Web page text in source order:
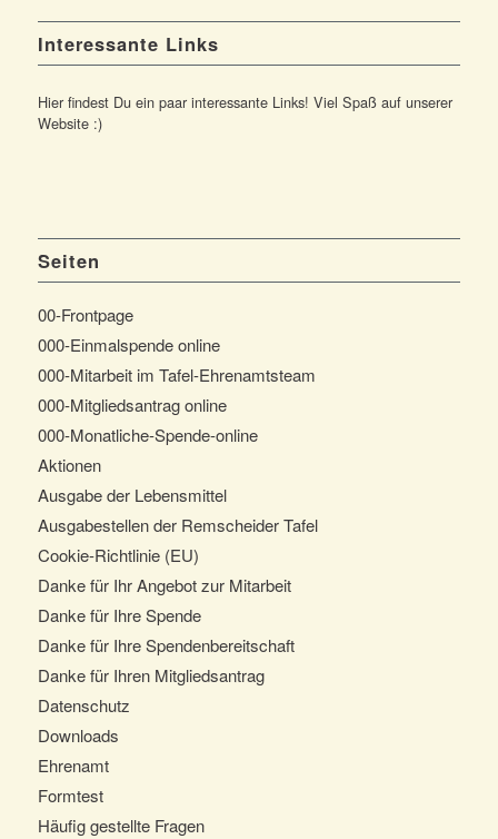
Interessante Links
Hier findest Du ein paar interessante Links! Viel Spaß auf unserer
Website :)
Seiten
00-Frontpage
000-Einmalspende online
000-Mitarbeit im Tafel-Ehrenamtsteam
000-Mitgliedsantrag online
000-Monatliche-Spende-online
Aktionen
Ausgabe der Lebensmittel
Ausgabestellen der Remscheider Tafel
Cookie-Richtlinie (EU)
Danke für Ihr Angebot zur Mitarbeit
Danke für Ihre Spende
Danke für Ihre Spendenbereitschaft
Danke für Ihren Mitgliedsantrag
Datenschutz
Downloads
Ehrenamt
Formtest
Häufig gestellte Fragen